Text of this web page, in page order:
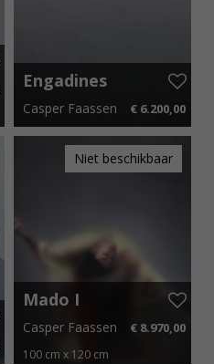
Engadines
Lake
Casper Faassen € 6.200,00
75 cm x 150 cm € 93,00 p.m.
Niet beschikbaar
Mado I
Casper Faassen € 8.970,00
100 cm x 120 cm